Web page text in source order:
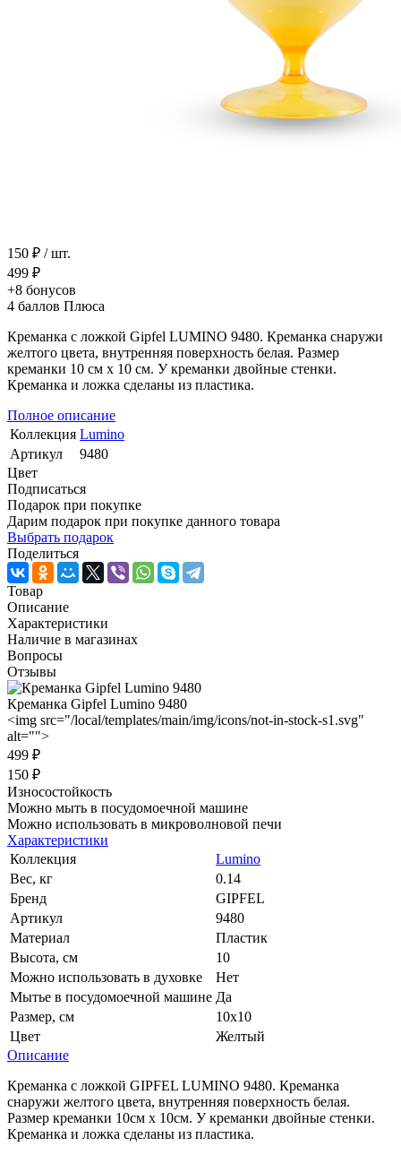
150 ₽ / шт.
499 ₽
+8 бонусов
4 баллов Плюса
Креманка с ложкой Gipfel LUMINO 9480. Креманка снаружи
желтого цвета, внутренняя поверхность белая. Размер
креманки 10 см х 10 см. У креманки двойные стенки.
Креманка и ложка сделаны из пластика.
Полное описание
Коллекция Lumino
Артикул
9480
Цвет
Подписаться
Подарок при покупке
Дарим подарок при покупке данного товара
Выбрать подарок
Поделиться
Товар
Описание
Характеристики
Наличие в магазинах
Вопросы
Отзывы
Креманка Gipfel Lumino 9480
<img src="/local/templates/main/img/icons/not-in-stock-s1.svg"
alt="">
499 ₽
150 ₽
Износостойкость
Можно мыть в посудомоечной машине
Можно использовать в микроволновой печи
Характеристики
Коллекция
Lumino
Вес, кг
0.14
Бренд
GIPFEL
Артикул
9480
Материал
Пластик
Высота, см
10
Можно использовать в духовке
Нет
Мытье в посудомоечной машине Да
Размер, см
10x10
Цвет
Желтый
Описание
Креманка с ложкой GIPFEL LUMINO 9480. Креманка
снаружи желтого цвета, внутренняя поверхность белая.
Размер креманки 10см х 10см. У креманки двойные стенки.
Креманка и ложка сделаны из пластика.